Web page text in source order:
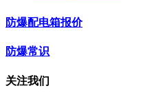
防爆配电箱报价
防爆常识
关注我们